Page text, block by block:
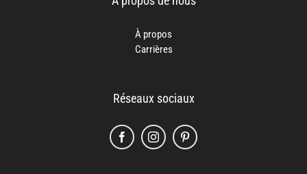
À propos
Carrières
Réseaux sociaux